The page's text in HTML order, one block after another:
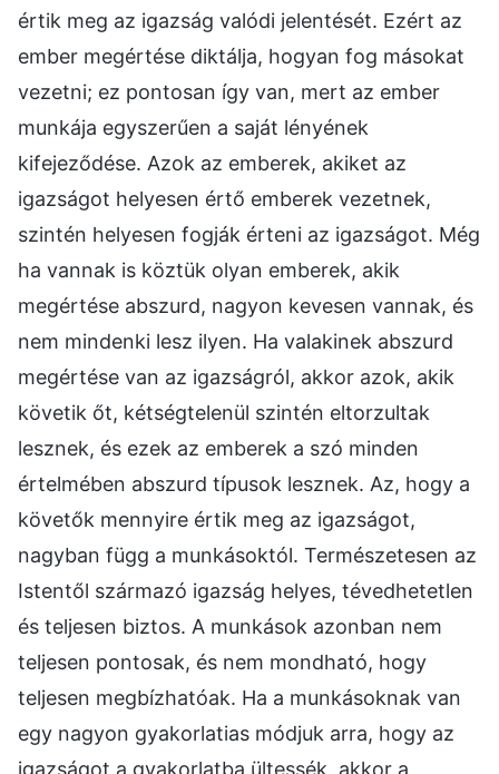
értik meg az igazság valódi jelentését. Ezért az
ember megértése diktálja, hogyan fog másokat
vezetni; ez pontosan így van, mert az ember
munkája egyszerűen a saját lényének
kifejeződése. Azok az emberek, akiket az
igazságot helyesen értő emberek vezetnek,
szintén helyesen fogják érteni az igazságot. Még
ha vannak is köztük olyan emberek, akik
megértése abszurd, nagyon kevesen vannak, és
nem mindenki lesz ilyen. Ha valakinek abszurd
megértése van az igazságról, akkor azok, akik
követik őt, kétségtelenül szintén eltorzultak
lesznek, és ezek az emberek a szó minden
értelmében abszurd típusok lesznek. Az, hogy a
követők mennyire értik meg az igazságot,
nagyban függ a munkásoktól. Természetesen az
Istentől származó igazság helyes, tévedhetetlen
és teljesen biztos. A munkások azonban nem
teljesen pontosak, és nem mondható, hogy
teljesen megbízhatóak. Ha a munkásoknak van
egy nagyon gyakorlatias módjuk arra, hogy az
igazságot a gyakorlatba ültessék, akkor a